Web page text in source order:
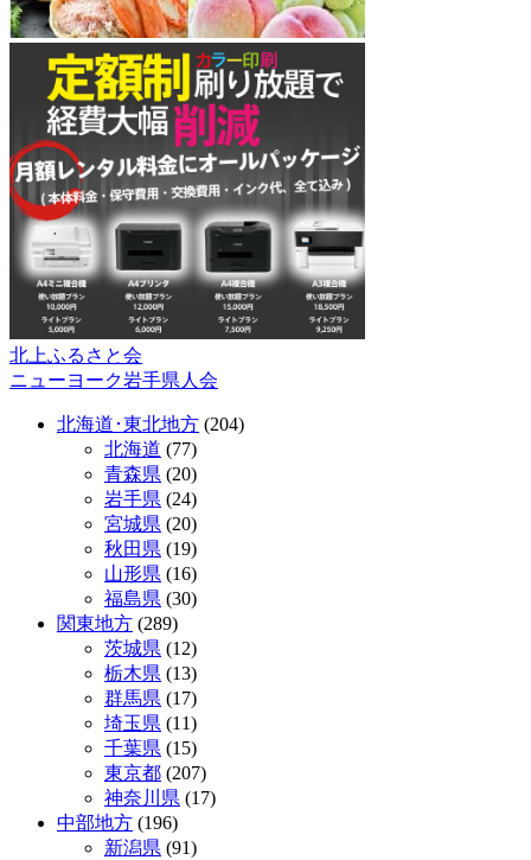
投
稿
北上ふるさと会
ニューヨーク岩手県人会
北海道･東北地方 (204)
北海道 (77)
青森県 (20)
岩手県 (24)
宮城県 (20)
秋田県 (19)
山形県 (16)
福島県 (30)
関東地方 (289)
茨城県 (12)
栃木県 (13)
群馬県 (17)
埼玉県 (11)
千葉県 (15)
東京都 (207)
神奈川県 (17)
中部地方 (196)
新潟県 (91)